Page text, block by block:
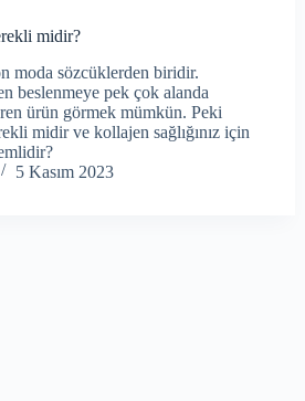
midir?
moda sözcüklerden biridir.
beslenmeye pek çok alanda
ürün görmek mümkün. Peki
midir ve kollajen sağlığınız için
5 Kasım 2023